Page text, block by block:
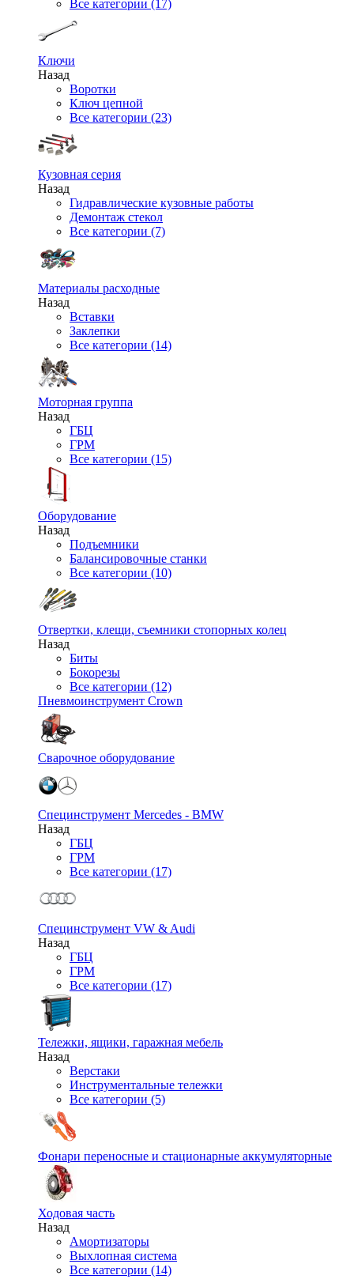
Все категории (17)
Ключи
Назад
Воротки
Ключ цепной
Все категории (23)
Кузовная серия
Назад
Гидравлические кузовные работы
Демонтаж стекол
Все категории (7)
Материалы расходные
Назад
Вставки
Заклепки
Все категории (14)
Моторная группа
Назад
ГБЦ
ГРМ
Все категории (15)
Оборудование
Назад
Подъемники
Балансировочные станки
Все категории (10)
Отвертки, клещи, съемники стопорных колец
Назад
Биты
Бокорезы
Все категории (12)
Пневмоинструмент Crown
Сварочное оборудование
Специнструмент Mercedes - BMW
Назад
ГБЦ
ГРМ
Все категории (17)
Специнструмент VW & Audi
Назад
ГБЦ
ГРМ
Все категории (17)
Тележки, ящики, гаражная мебель
Назад
Верстаки
Инструментальные тележки
Все категории (5)
Фонари переносные и стационарные аккумуляторные
Ходовая часть
Назад
Амортизаторы
Выхлопная система
Все категории (14)